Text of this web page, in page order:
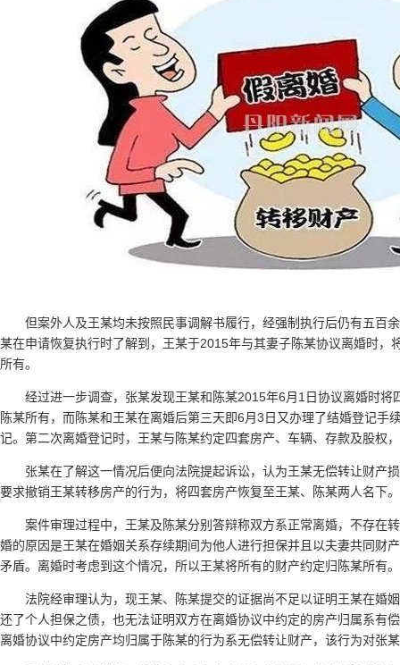
但案外人及王某均未按照民事调解书履行，经强制执行后仍有五百
某在申请恢复执行时了解到，王某于2015年与其妻子陈某协议离婚时，
所有。
经过进一步调查，张某发现王某和陈某2015年6月1日协议离婚时将
陈某所有，而陈某和王某在离婚后第三天即6月3日又办理了结婚登记手
记。第二次离婚登记时，王某与陈某约定四套房产、车辆、存款及股权
张某在了解这一情况后便向法院提起诉讼，认为王某无偿转让财产
要求撤销王某转移房产的行为，将四套房产恢复至王某、陈某两人名下。
案件审理过程中，王某及陈某分别答辩称双方系正常离婚，不存在
婚的原因是王某在婚姻关系存续期间为他人进行担保并且以夫妻共同财
矛盾。离婚时考虑到这个情况，所以王某将所有的财产约定归陈某所有。
法院经审理认为，现王某、陈某提交的证据尚不足以证明王某在婚
还了个人担保之债，也无法证明双方在离婚协议中约定的房产归属系有
离婚协议中约定房产均归属于陈某的行为系无偿转让财产，该行为对张